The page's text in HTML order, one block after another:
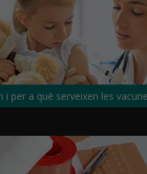
i per a què serveixen les